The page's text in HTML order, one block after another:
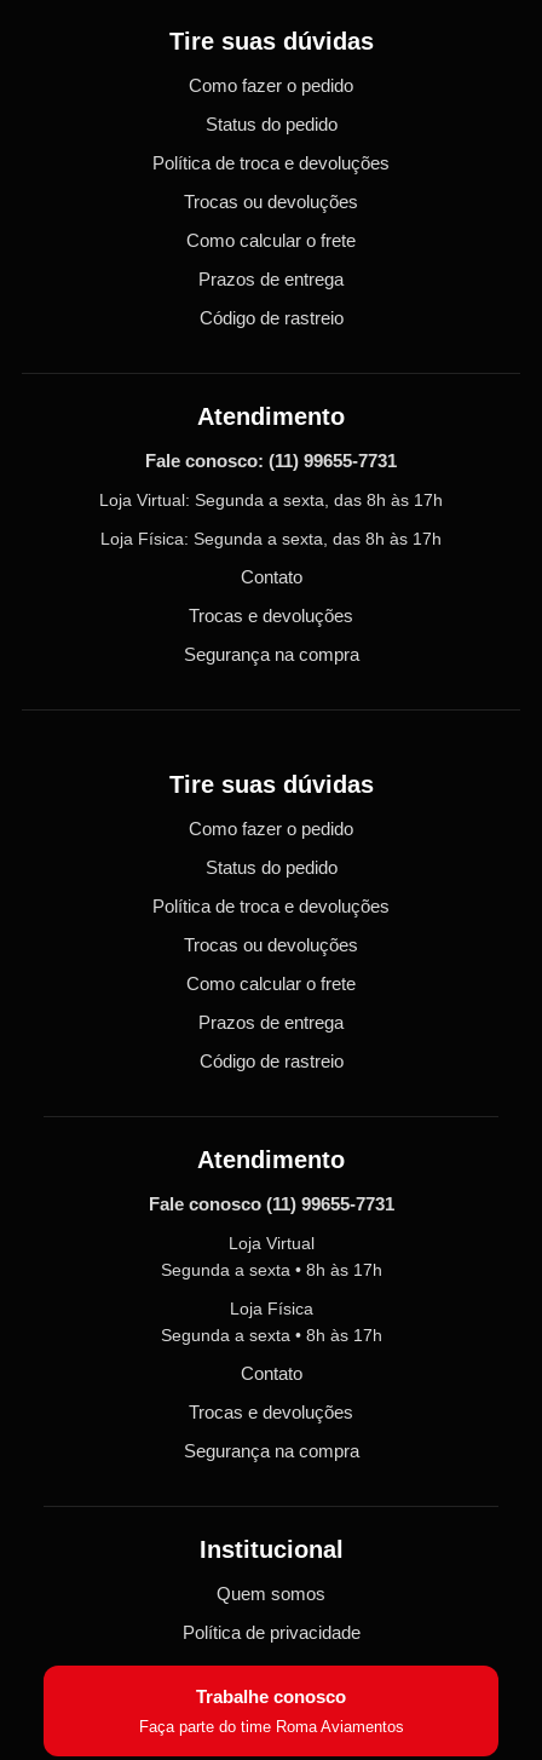
Tire suas dúvidas
Como fazer o pedido
Status do pedido
Política de troca e devoluções
Trocas ou devoluções
Como calcular o frete
Prazos de entrega
Código de rastreio
Atendimento
Fale conosco: (11) 99655-7731
Loja Virtual: Segunda a sexta, das 8h às 17h
Loja Física: Segunda a sexta, das 8h às 17h
Contato
Trocas e devoluções
Segurança na compra
Tire suas dúvidas
Como fazer o pedido
Status do pedido
Política de troca e devoluções
Trocas ou devoluções
Como calcular o frete
Prazos de entrega
Código de rastreio
Atendimento
Fale conosco (11) 99655-7731
Loja Virtual
Segunda a sexta • 8h às 17h
Loja Física
Segunda a sexta • 8h às 17h
Contato
Trocas e devoluções
Segurança na compra
Institucional
Quem somos
Política de privacidade
Trabalhe conosco
Faça parte do time Roma Aviamentos